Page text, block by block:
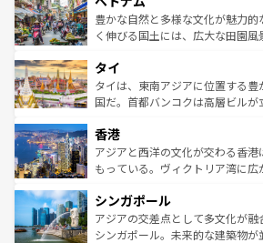
が味わえる。 なお、新着の台湾
照してほしい。
できる。そして、キムチや焼肉
まで、さまざまな韓国料理が待
リティに包まれながら、韓国の多
わってみてほしい。 な
覧を参照してほしい。
豊かな自然と多様な文化が魅力
く伸びる国土には、広大な田園
急速な発展と共に伝統が息づく。
ーチミン市のフランス統治時代の
醸し出している。また、バラエテ
とつ。フォーやバインミー、ベト
ひ現地で味わいたい。どの地域
が旅行者を迎えてくれるので、き
参照してほしい。
タイ
タイは、東南アジアに位置する豊
国だ。首都バンコクは高層ビルが
の活気が交差している。北部では
帯で自然と触れ合い、南部では
いビーチでリゾート気分を楽しむ
激する。気候は一年中温暖で、ど
が待っている。親しみやすいタ
た文化、そして多様な観光資源が
香港
アジアと西洋の文化が交わる香
もっている。ヴィクトリア湾に広
み、どこを訪れても感動するはず
ており、効率よく見どころを回
うな絶景から文化的な体験まで、
シンガポール
アジアの交差点として多文化が
シンガポール。未来的な建築物が